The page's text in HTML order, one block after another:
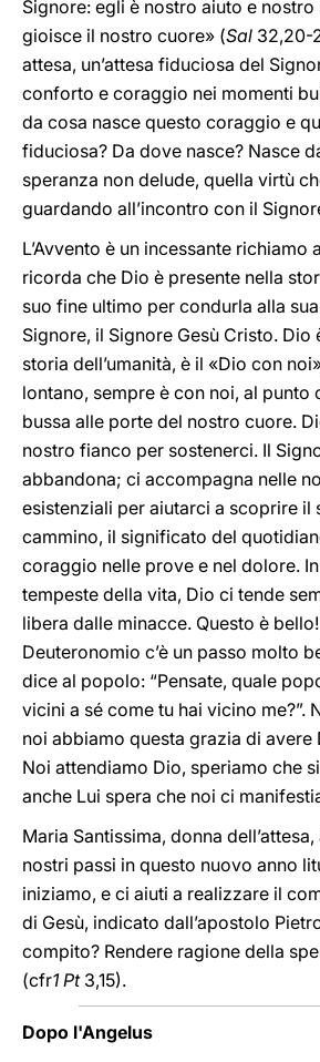
Signore: egli è nostro aiuto e nostro
gioisce il nostro cuore» (Sal 32,20-
attesa, un’attesa fiduciosa del
conforto e coraggio nei momenti
da cosa nasce questo coraggio e
fiduciosa? Da dove nasce? Nasce
speranza non delude, quella virtù
guardando all’incontro con il
L’Avvento è un incessante richiamo
ricorda che Dio è presente nella
suo fine ultimo per condurla alla
Signore, il Signore Gesù Cristo. Dio
storia dell’umanità, è il «Dio con
lontano, sempre è con noi, al punto
bussa alle porte del nostro cuore.
nostro fianco per sostenerci. Il
abbandona; ci accompagna nelle
esistenziali per aiutarci a scoprire il
cammino, il significato del
coraggio nelle prove e nel dolore.
tempeste della vita, Dio ci tende
libera dalle minacce. Questo è
Deuteronomio c’è un passo molto
dice al popolo: “Pensate, quale
vicini a sé come tu hai vicino me?”.
noi abbiamo questa grazia di avere
Noi attendiamo Dio, speriamo che
anche Lui spera che noi ci
Maria Santissima, donna
nostri passi in questo nuovo anno
iniziamo, e ci aiuti a realizzare il
di Gesù, indicato dall’apostolo
compito? Rendere ragione della
(cfr1 Pt 3,15).
Dopo l'Angelus